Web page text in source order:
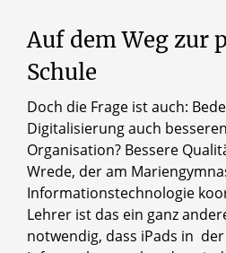
Auf dem Weg zur
Schule
Doch die Frage ist auch:
Digitalisierung auch
Organisation? Bessere
Wrede, der am
Informationstechnologie
Lehrer ist das ein ganz
notwendig, dass iPads in